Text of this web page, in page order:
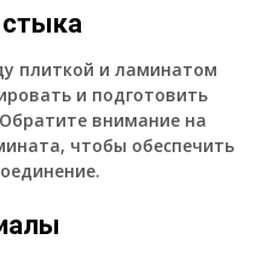
плиткой и ламинатом
и подготовить
внимание на
чтобы обеспечить